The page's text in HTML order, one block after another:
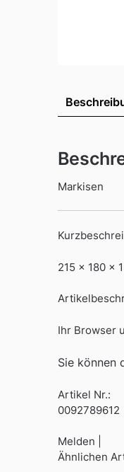
Markisen
215 x 180 x
Ihr Browser
Sie können
Artikel Nr.:
0092789612
Melden |
Ähnlichen